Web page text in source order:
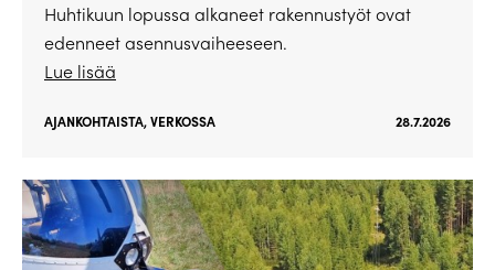
Huhtikuun lopussa alkaneet rakennustyöt ovat
edenneet asennusvaiheeseen.
Lue lisää
AJANKOHTAISTA,VERKOSSA 28.7.2026